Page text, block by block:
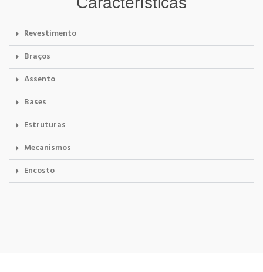
Revestimento
Braços
Assento
Bases
Estruturas
Mecanismos
Encosto